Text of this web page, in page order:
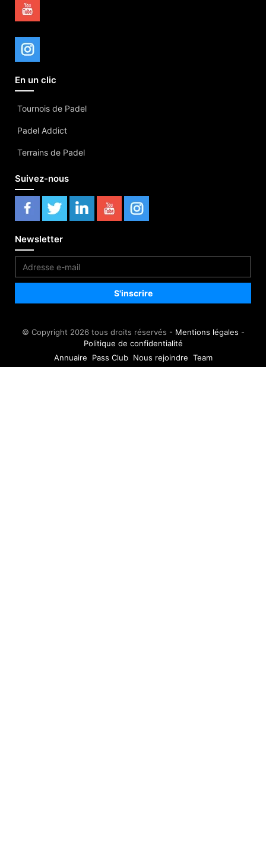
En un clic
Tournois de Padel
Padel Addict
Terrains de Padel
Suivez-nous
Newsletter
© Copyright 2026 tous droits réservés - Mentions légales -
Politique de confidentialité
Annuaire
Pass Club Nous rejoindre Team